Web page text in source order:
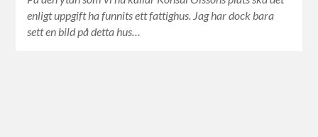
enligt uppgift ha funnits ett fattighus. Jag har dock bara
sett en bild på detta hus…